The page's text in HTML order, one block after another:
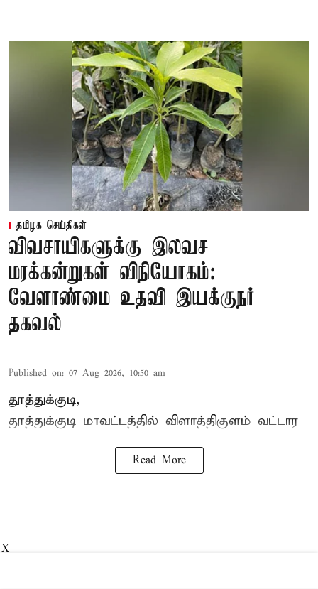
தமிழக செய்திகள்
விவசாயிகளுக்கு இலவச
மரக்கன்றுகள் விநியோகம்:
வேளாண்மை உதவி இயக்குநர்
தகவல்
Published on: 07 Aug 2026, 10:50 am
தூத்துக்குடி,
தூத்துக்குடி மாவட்டத்தில் விளாத்திகுளம் வட்டார
Read More
X